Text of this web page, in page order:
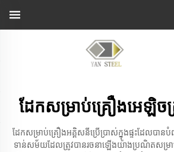
ដែកសម្រាប់គ្រឿងអេឡិចត្
ដែកសម្រាប់គ្រឿងអគ្គិសនីប្រើប្រាស់ក្នុងផ្ទះដែលប
ទាន់សម័យដែលត្រូវបានរចនាឡើងយ៉ាងប្រណិតសម្រាប់